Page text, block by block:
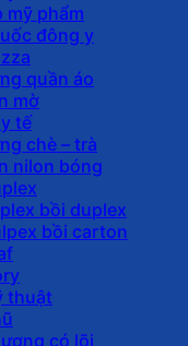
mỹ phẩm
đông y
quần áo
mờ
tế
chè – trà
nilon bóng
bồi duplex
bồi carton
thuật
có lõi